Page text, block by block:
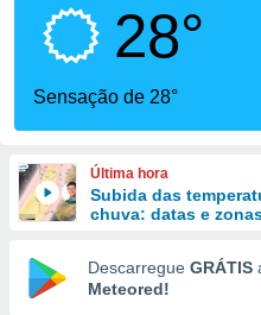
fornecidas
a este
das
e
forma
digital
28°
Sensação de 28°
Última hora
Subida das
chuva: datas e
Descarregue GRÁTIS
Meteored!